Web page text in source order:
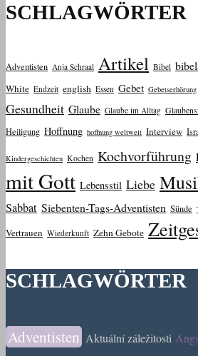
SCHLAGWÖRTER
Adventisten Anja Schraal Artikel Bibel
White Endzeit english Essen Gebet Gebetserhörung
Gesundheit Glaube Glaube im Alltag
Heiligung Hoffnung hoffnung weltweit Interview
Kindergeschichten Kochen Kochvorführung
mit Gott Lebensstil Liebe
Sabbat Siebenten-Tags-Adventisten Sünde
Vertrauen Wiederkunft Zehn Gebote
SCHLAGWÖRTER
Adventisten Aktuální záležitosti